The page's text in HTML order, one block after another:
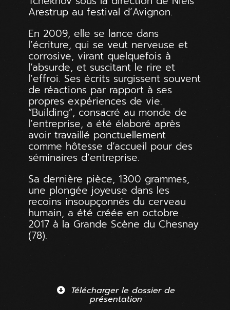
Arestrup au festival d’Avignon.
En 2009, elle se lance dans
l’écriture, qui se veut nerveuse et
corrosive, virant quelquefois à
l’absurde, et suscitant le rire et
l’effroi. Ses écrits surgissent souvent
de réactions par rapport à ses
propres expériences de vie.
“Building”, consacré au monde de
l’entreprise, a été élaboré après
avoir travaillé ponctuellement
comme hôtesse d’accueil pour des
séminaires d’entreprise.
Sa dernière pièce, 1300 grammes,
une plongée joyeuse dans les
recoins insoupçonnés du cerveau
humain, a été créée en octobre
2017 à la Grande Scène du Chesnay
(78).
Télécharger le dossier de
présentation